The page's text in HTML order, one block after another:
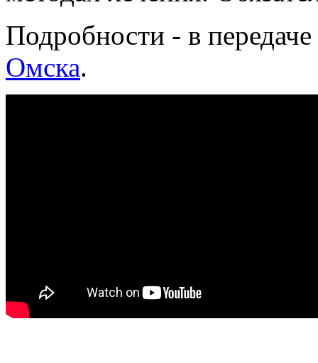
Подробности - в передаче
Омска.